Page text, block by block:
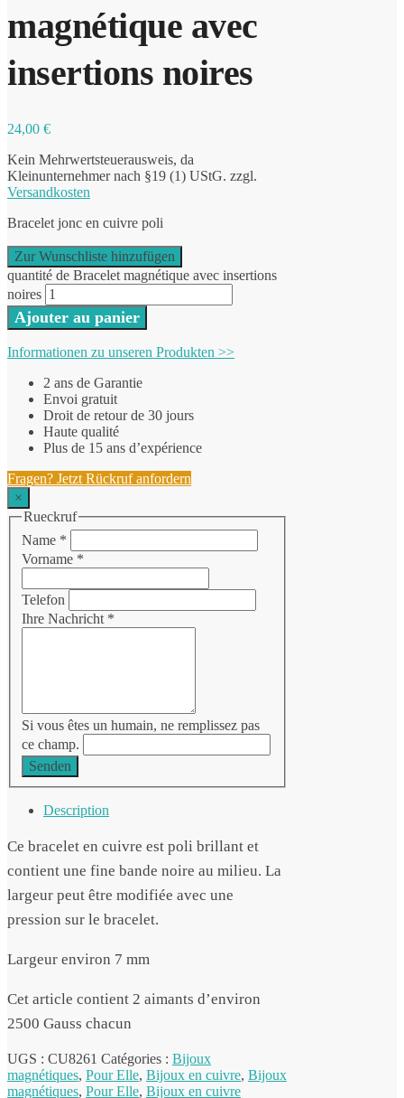
magnétique avec
insertions noires
24,00 €
Kein Mehrwertsteuerausweis, da
Kleinunternehmer nach §19 (1) UStG. zzgl.
Versandkosten
Bracelet jonc en cuivre poli
Zur Wunschliste hinzufügen
quantité de Bracelet magnétique avec insertions
noires
Ajouter au panier
Informationen zu unseren Produkten >>
2 ans de Garantie
Envoi gratuit
Droit de retour de 30 jours
Haute qualité
Plus de 15 ans d’expérience
Fragen? Jetzt Rückruf anfordern
×
Rueckruf
Name *
Vorname *
Telefon
Ihre Nachricht *
Si vous êtes un humain, ne remplissez pas
ce champ.
Senden
Description
Ce bracelet en cuivre est poli brillant et
contient une fine bande noire au milieu. La
largeur peut être modifiée avec une
pression sur le bracelet.
Largeur environ 7 mm
Cet article contient 2 aimants d’environ
2500 Gauss chacun
UGS : CU8261 Catégories : Bijoux
magnétiques, Pour Elle, Bijoux en cuivre, Bijoux
magnétiques, Pour Elle, Bijoux en cuivre